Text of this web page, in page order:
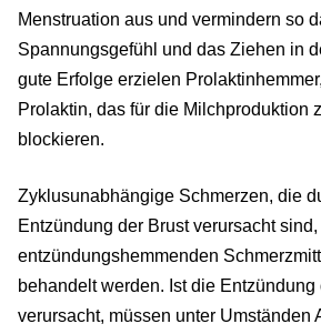
Menstruation aus und vermindern so
Spannungsgefühl und das Ziehen in
gute Erfolge erzielen
Prolaktin, das für die Milchproduktion
blockieren.
Zyklusunabhängige Schmerzen, die
Entzündung der Brust verursacht
entzündungshemmenden
behandelt werden. Ist die
verursacht, müssen unter Umständen